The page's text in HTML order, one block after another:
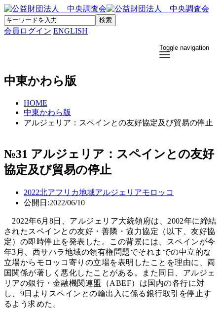
会員ログイン ENGLISH
Toggle navigation
中東かわら版
HOME
中東かわら版
アルジェリア：スペインとの友好協定及び貿易の停止
№31 アルジェリア：スペインとの友好
協定及び貿易の停止
2022北アフリカ地域アルジェリアモロッコ
公開日:2022/06/10
2022年6月8日、アルジェリア大統領府は、2002年に締結
されたスペインとの友好・善隣・協力協定（以下、友好協
定）の即時停止を発表した。この背景には、スペインが今
年3月、西サハラ地域の領有権問題でそれまでの中立的な
立場からモロッコ寄りの立場を表明したことを理由に、両
国関係が著しく悪化したことがある。また同日、アルジェ
リアの銀行・金融機関連盟（ABEF）は国内の各行に対
し、9日よりスペインとの輸出入に係る銀行取引を停止す
るよう求めた。